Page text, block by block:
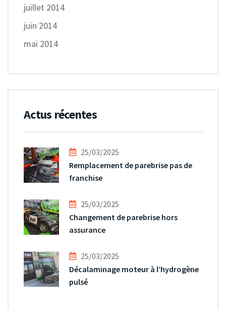
juillet 2014
juin 2014
mai 2014
Actus récentes
25/03/2025
Remplacement de parebrise pas de
franchise
25/03/2025
Changement de parebrise hors
assurance
25/03/2025
Décalaminage moteur à l’hydrogène
pulsé